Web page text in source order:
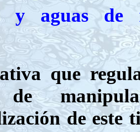
y aguas de
que
de
de este